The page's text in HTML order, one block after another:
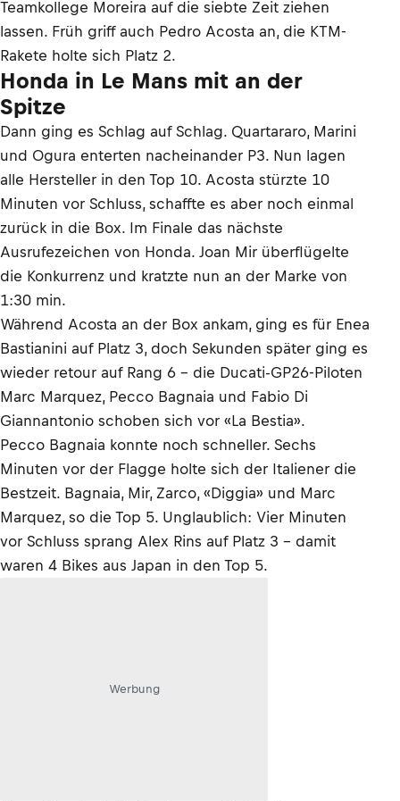
Teamkollege Moreira auf die siebte Zeit ziehen
lassen. Früh griff auch Pedro Acosta an, die KTM-
Rakete holte sich Platz 2.
Honda in Le Mans mit an der
Spitze
Dann ging es Schlag auf Schlag. Quartararo, Marini
und Ogura enterten nacheinander P3. Nun lagen
alle Hersteller in den Top 10. Acosta stürzte 10
Minuten vor Schluss, schaffte es aber noch einmal
zurück in die Box. Im Finale das nächste
Ausrufezeichen von Honda. Joan Mir überflügelte
die Konkurrenz und kratzte nun an der Marke von
1:30 min.
Während Acosta an der Box ankam, ging es für Enea
Bastianini auf Platz 3, doch Sekunden später ging es
wieder retour auf Rang 6 – die Ducati-GP26-Piloten
Marc Marquez, Pecco Bagnaia und Fabio Di
Giannantonio schoben sich vor «La Bestia».
Pecco Bagnaia konnte noch schneller. Sechs
Minuten vor der Flagge holte sich der Italiener die
Bestzeit. Bagnaia, Mir, Zarco, «Diggia» und Marc
Marquez, so die Top 5. Unglaublich: Vier Minuten
vor Schluss sprang Alex Rins auf Platz 3 – damit
waren 4 Bikes aus Japan in den Top 5.
Werbung